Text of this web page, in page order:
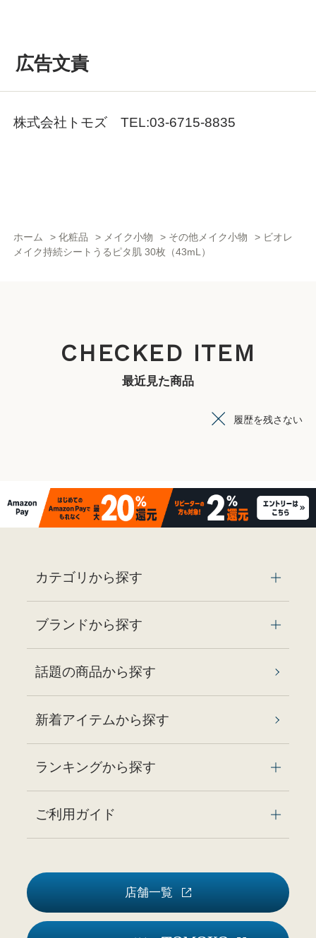
広告文責
株式会社トモズ TEL:03-6715-8835
ホーム >化粧品 > メイク小物 > その他メイク小物 > ビオレ
メイク持続シートうるピタ肌 30枚（43mL）
CHECKED ITEM
最近見た商品
履歴を残さない
カテゴリから探す
ブランドから探す
話題の商品から探す
新着アイテムから探す
ランキングから探す
ご利用ガイド
店舗一覧